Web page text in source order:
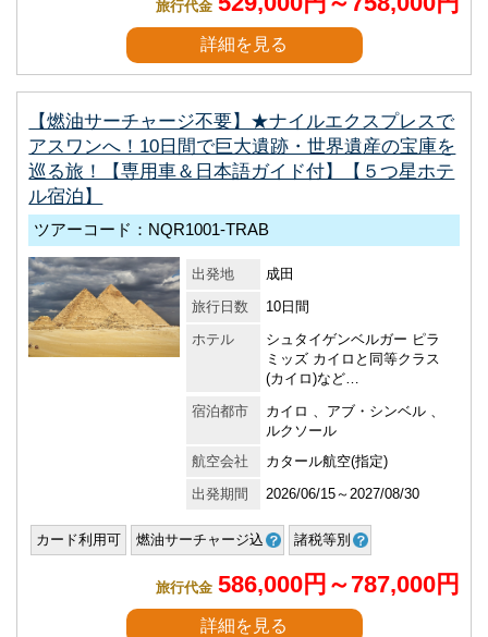
旅行代金
詳細を見る
【燃油サーチャージ不要】★ナイルエクスプレスで
アスワンへ！10日間で巨大遺跡・世界遺産の宝庫を
巡る旅！【専用車＆日本語ガイド付】【５つ星ホテ
ル宿泊】
ツアーコード：NQR1001-TRAB
出発地
成田
旅行日数
10日間
ホテル
シュタイゲンベルガー ピラ
ミッズ カイロと同等クラス
(カイロ)など…
宿泊都市
カイロ 、アブ・シンベル 、
ルクソール
航空会社
カタール航空(指定)
出発期間
2026/06/15～2027/08/30
カード利用可 燃油サーチャージ込 諸税等別
旅行代金 586,000円～787,000円
詳細を見る